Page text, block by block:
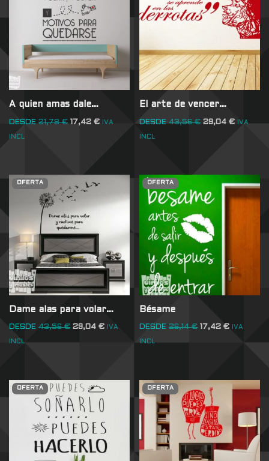
A quien amas dale…
DESDE 21,78€ 17,42 € IVA
INCL
El arte de vencer…
DESDE 43,56€ 29,04€ IVA
INCL
OFERTA
Dame alas para volar…
DESDE 43,56€ 29,04 € IVA
INCL
OFERTA
Bésame
DESDE 26,14€ 17,42€ IVA
INCL
OFERTA OFERTA